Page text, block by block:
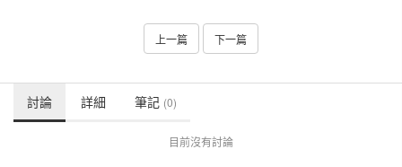
上一篇 下一篇
討論 詳細 筆記 (0)
目前沒有討論